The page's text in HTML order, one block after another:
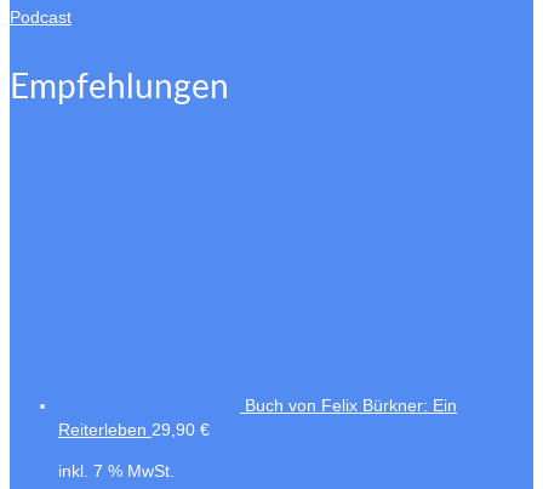
Podcast
Empfehlungen
Buch von Felix Bürkner: Ein
Reiterleben 29,90 €
inkl. 7 % MwSt.